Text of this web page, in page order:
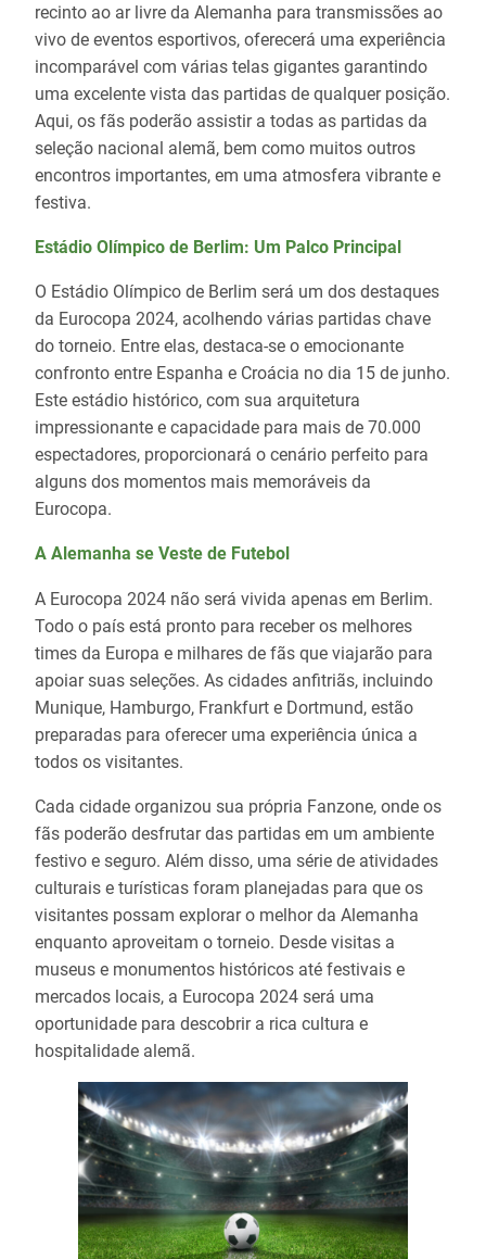
recinto ao ar livre da Alemanha para transmissões ao
vivo de eventos esportivos, oferecerá uma experiência
incomparável com várias telas gigantes garantindo
uma excelente vista das partidas de qualquer posição.
Aqui, os fãs poderão assistir a todas as partidas da
seleção nacional alemã, bem como muitos outros
encontros importantes, em uma atmosfera vibrante e
festiva.
Estádio Olímpico de Berlim: Um Palco Principal
O Estádio Olímpico de Berlim será um dos destaques
da Eurocopa 2024, acolhendo várias partidas chave
do torneio. Entre elas, destaca-se o emocionante
confronto entre Espanha e Croácia no dia 15 de junho.
Este estádio histórico, com sua arquitetura
impressionante e capacidade para mais de 70.000
espectadores, proporcionará o cenário perfeito para
alguns dos momentos mais memoráveis da
Eurocopa.
A Alemanha se Veste de Futebol
A Eurocopa 2024 não será vivida apenas em Berlim.
Todo o país está pronto para receber os melhores
times da Europa e milhares de fãs que viajarão para
apoiar suas seleções. As cidades anfitriãs, incluindo
Munique, Hamburgo, Frankfurt e Dortmund, estão
preparadas para oferecer uma experiência única a
todos os visitantes.
Cada cidade organizou sua própria Fanzone, onde os
fãs poderão desfrutar das partidas em um ambiente
festivo e seguro. Além disso, uma série de atividades
culturais e turísticas foram planejadas para que os
visitantes possam explorar o melhor da Alemanha
enquanto aproveitam o torneio. Desde visitas a
museus e monumentos históricos até festivais e
mercados locais, a Eurocopa 2024 será uma
oportunidade para descobrir a rica cultura e
hospitalidade alemã.